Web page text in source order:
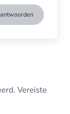
Vereiste